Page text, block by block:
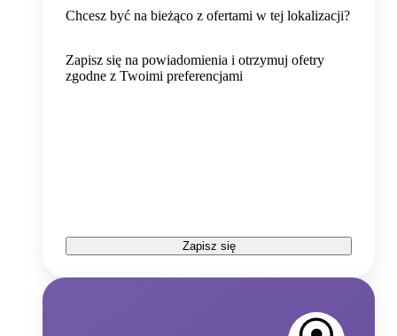
Chcesz być na bieżąco z ofertami w tej lokalizacji?
Zapisz się na powiadomienia i otrzymuj ofetry
zgodne z Twoimi preferencjami
Zapisz się